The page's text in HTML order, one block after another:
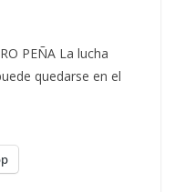
PEÑA La lucha
quedarse en el